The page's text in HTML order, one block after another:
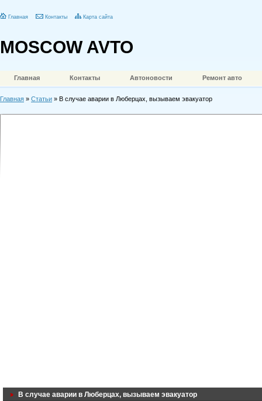
Главная Контакты Карта сайта
MOSCOW AVTO
Главная Контакты Автоновости Ремонт авто
Главная » Статьи » В случае аварии в Люберцах, вызываем эвакуатор
В случае аварии в Люберцах, вызываем эвакуатор